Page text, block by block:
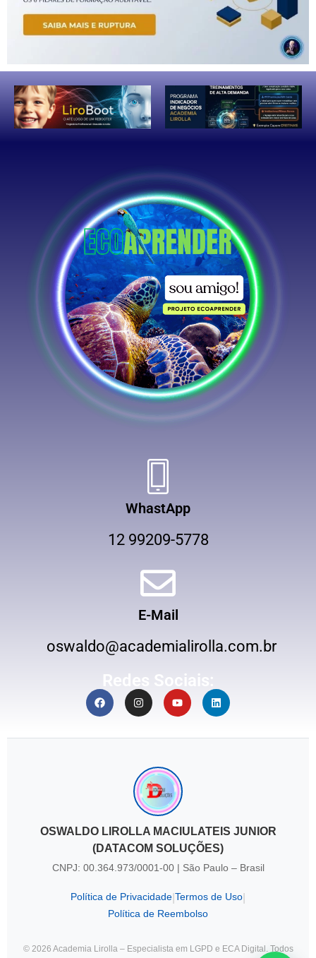
WhastApp
12 99209-5778
E-Mail
oswaldo@academialirolla.com.br
Redes Sociais:
OSWALDO LIROLLA MACIULATEIS JUNIOR
(DATACOM SOLUÇÕES)
CNPJ: 00.364.973/0001-00 | São Paulo – Brasil
Política de Privacidade Termos de Uso
Política de Reembolso
© 2026 Academia Lirolla – Especialista em LGPD e ECA Digital. Todos